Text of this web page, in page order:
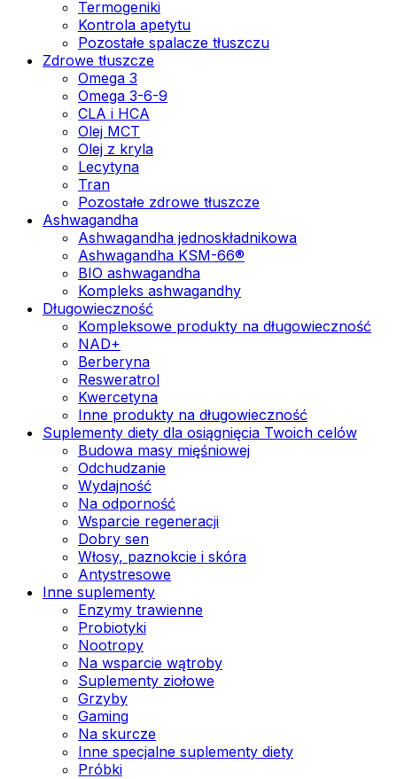
Termogeniki
Kontrola apetytu
Pozostałe spalacze tłuszczu
Zdrowe tłuszcze
Omega 3
Omega 3-6-9
CLA i HCA
Olej MCT
Olej z kryla
Lecytyna
Tran
Pozostałe zdrowe tłuszcze
Ashwagandha
Ashwagandha jednoskładnikowa
Ashwagandha KSM-66®
BIO ashwagandha
Kompleks ashwagandhy
Długowieczność
Kompleksowe produkty na długowieczność
NAD+
Berberyna
Resweratrol
Kwercetyna
Inne produkty na długowieczność
Suplementy diety dla osiągnięcia Twoich celów
Budowa masy mięśniowej
Odchudzanie
Wydajność
Na odporność
Wsparcie regeneracji
Dobry sen
Włosy, paznokcie i skóra
Antystresowe
Inne suplementy
Enzymy trawienne
Probiotyki
Nootropy
Na wsparcie wątroby
Suplementy ziołowe
Grzyby
Gaming
Na skurcze
Inne specjalne suplementy diety
Próbki